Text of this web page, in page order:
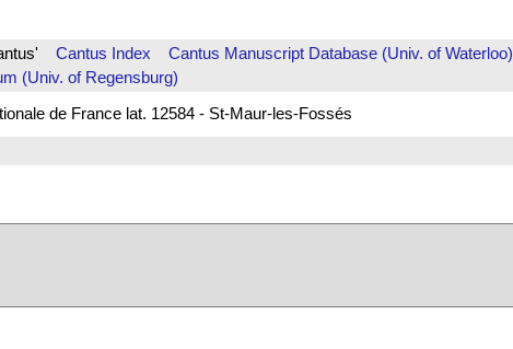
Cantus Index
Cantus Manuscript Database (Univ. of Waterloo)
(Univ. of Regensburg)
de France lat. 12584 - St-Maur-les-Fossés